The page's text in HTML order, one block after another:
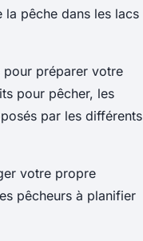
la pêche dans les lacs
pour préparer votre
pour pêcher, les
par les différents
votre propre
pêcheurs à planifier